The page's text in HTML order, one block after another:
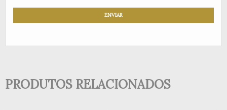
PRODUTOS RELACIONADOS